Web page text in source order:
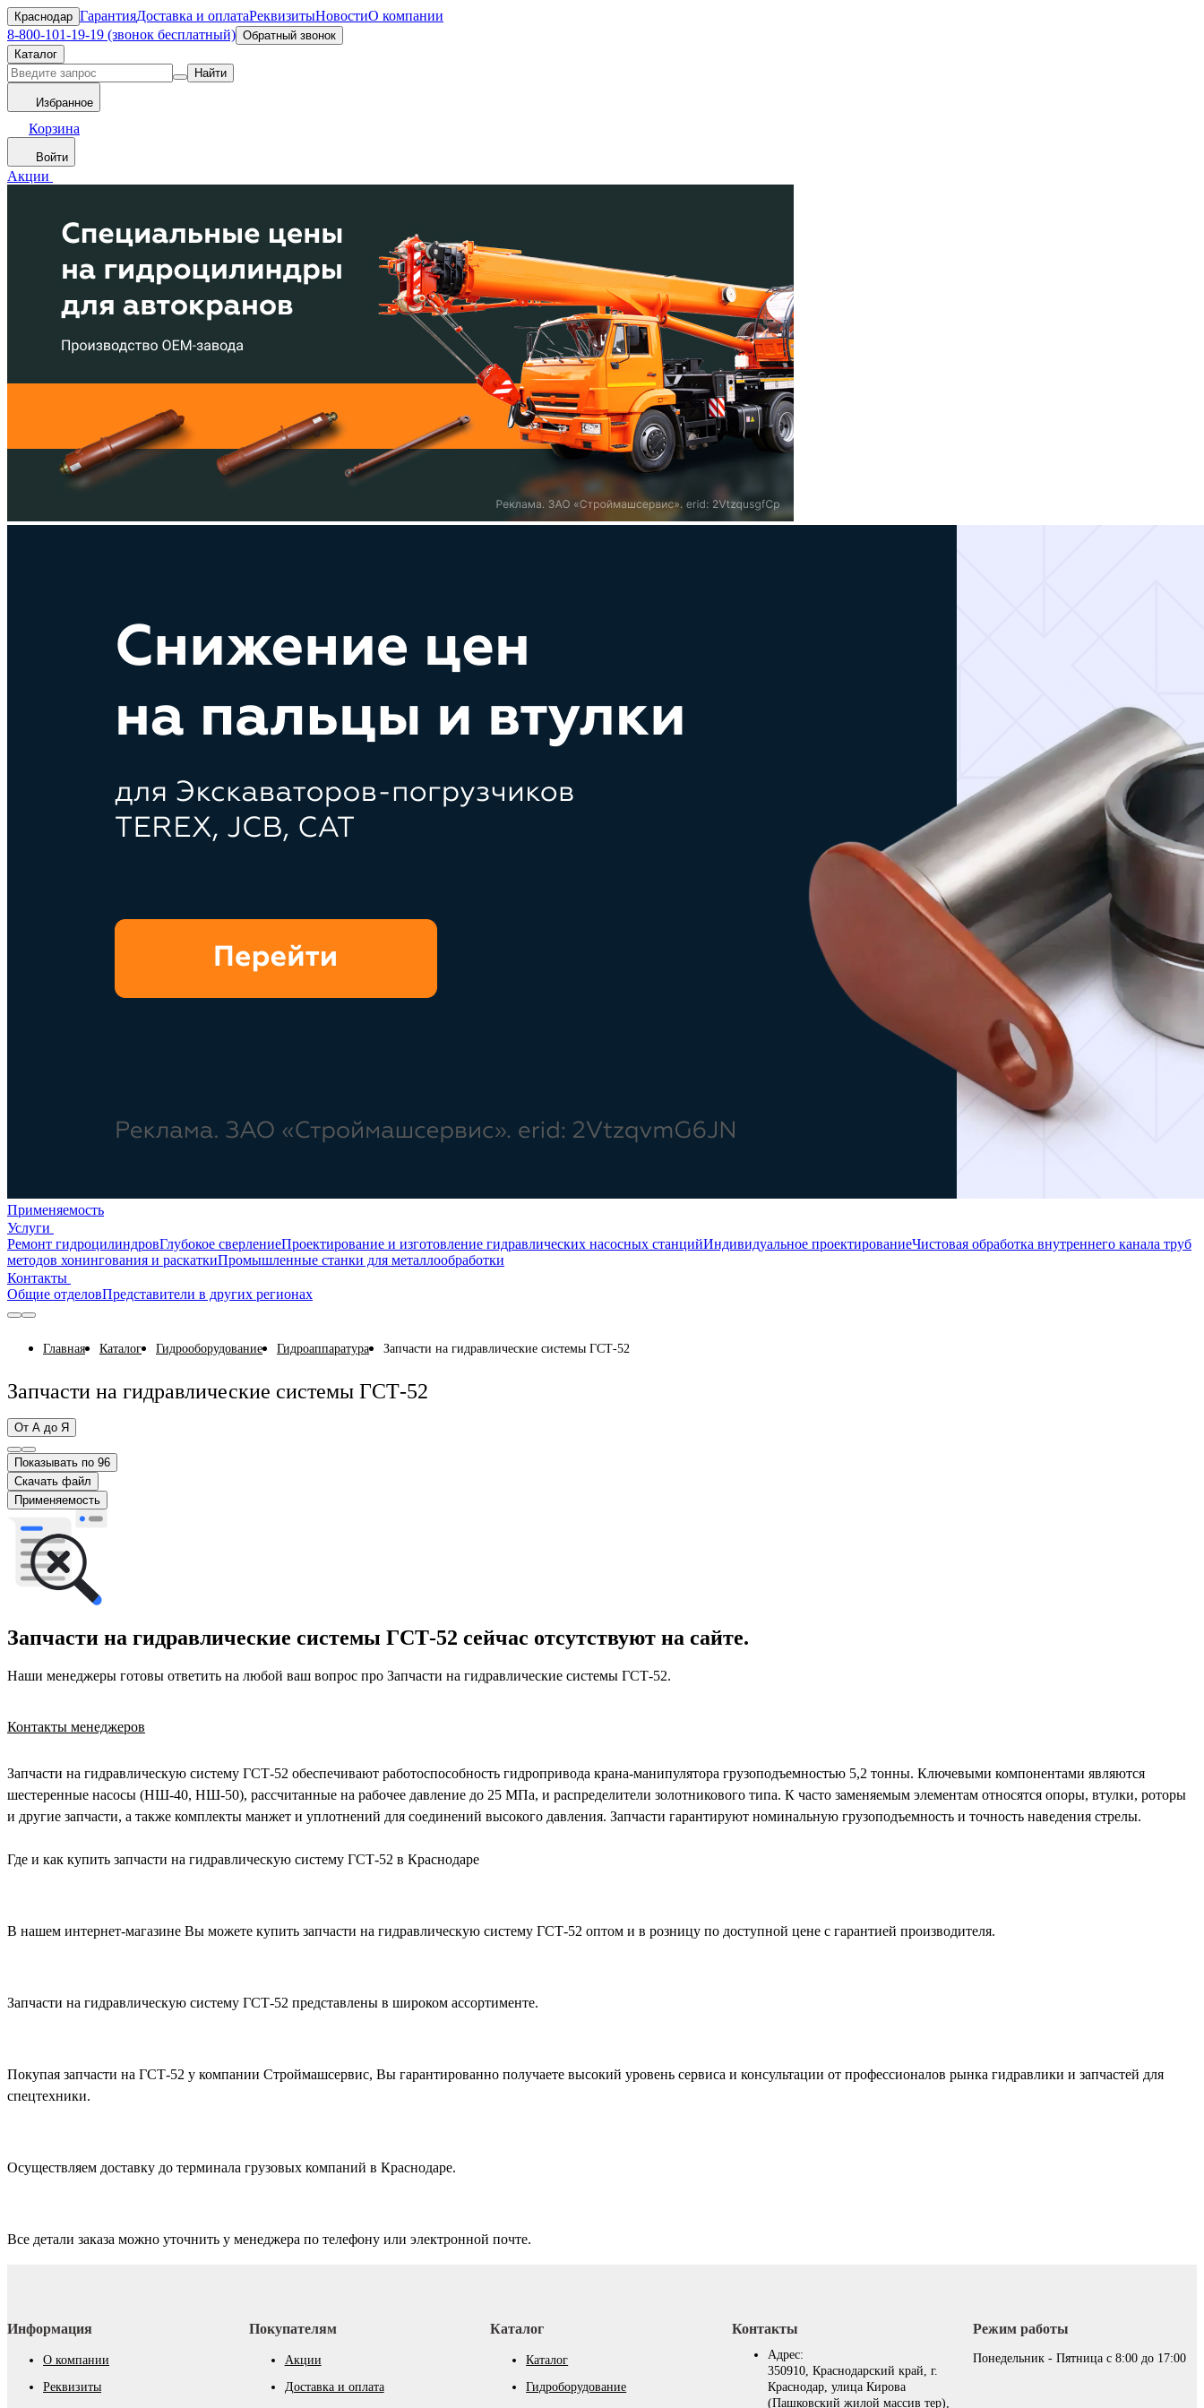
Краснодар ГарантияДоставка и оплатаРеквизитыНовостиО компании
8-800-101-19-19 (звонок бесплатный) Обратный звонок
Каталог
Найти
Избранное
Корзина
Войти
Акции
Применяемость
Услуги
Ремонт гидроцилиндровГлубокое сверлениеПроектирование и изготовление гидравлических насосных станцийИндивидуальное проектированиеЧистовая обработка внутреннего канала труб
методов хонингования и раскаткиПромышленные станки для металлообработки
Контакты
Общие отделовПредставители в других регионах
Главная Каталог Гидрооборудование Гидроаппаратура Запчасти на гидравлические системы ГСТ-52
Запчасти на гидравлические системы ГСТ-52
От А до Я
Показывать по 96
Скачать файл
Применяемость
Запчасти на гидравлические системы ГСТ-52 сейчас отсутствуют на сайте.
Наши менеджеры готовы ответить на любой ваш вопрос про Запчасти на гидравлические системы ГСТ-52.
Контакты менеджеров
Запчасти на гидравлическую систему ГСТ-52 обеспечивают работоспособность гидропривода крана-манипулятора грузоподъемностью 5,2 тонны. Ключевыми компонентами являются
шестеренные насосы (НШ-40, НШ-50), рассчитанные на рабочее давление до 25 МПа, и распределители золотникового типа. К часто заменяемым элементам относятся опоры, втулки, роторы
и другие запчасти, а также комплекты манжет и уплотнений для соединений высокого давления. Запчасти гарантируют номинальную грузоподъемность и точность наведения стрелы.
Где и как купить запчасти на гидравлическую систему ГСТ-52 в Краснодаре
В нашем интернет-магазине Вы можете купить запчасти на гидравлическую систему ГСТ-52 оптом и в розницу по доступной цене с гарантией производителя.
Запчасти на гидравлическую систему ГСТ-52 представлены в широком ассортименте.
Покупая запчасти на ГСТ-52 у компании Строймашсервис, Вы гарантированно получаете высокий уровень сервиса и консультации от профессионалов рынка гидравлики и запчастей для
спецтехники.
Осуществляем доставку до терминала грузовых компаний в Краснодаре.
Все детали заказа можно уточнить у менеджера по телефону или электронной почте.
Информация
О компании
Реквизиты
Покупателям
Акции
Доставка и оплата
Каталог
Каталог
Гидроборудование
Контакты
Адрес:
350910, Краснодарский край, г.
Краснодар, улица Кирова
(Пашковский жилой массив тер),
Режим работы
Понедельник - Пятница с 8:00 до 17:00